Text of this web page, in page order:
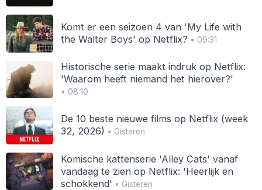
Komt er een seizoen 4 van 'My Life with
the Walter Boys' op Netflix? • 09:31
Historische serie maakt indruk op Netflix:
'Waarom heeft niemand het hierover?'
• 08:10
De 10 beste nieuwe films op Netflix (week
32, 2026) • Gisteren
Komische kattenserie 'Alley Cats' vanaf
vandaag te zien op Netflix: 'Heerlijk en
schokkend' • Gisteren